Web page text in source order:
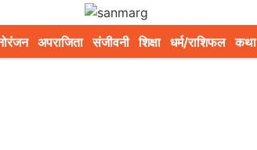
अपराजिता संजीवनी शिक्षा धर्म/राशिफल कथा